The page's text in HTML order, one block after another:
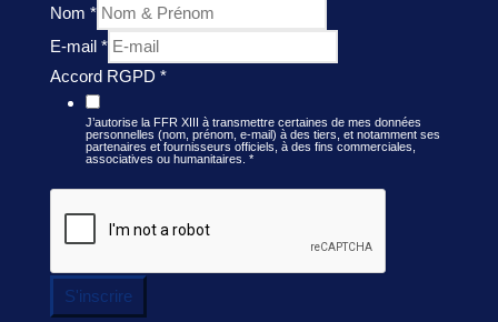
Nom *
E-mail *
Accord RGPD *
J’autorise la FFR XIII à transmettre certaines de mes données
personnelles (nom, prénom, e-mail) à des tiers, et notamment ses
partenaires et fournisseurs officiels, à des fins commerciales,
associatives ou humanitaires. *
S'inscrire